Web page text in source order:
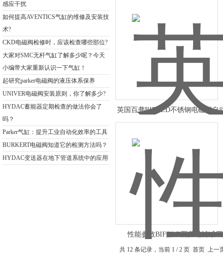
感应干扰
如何提高AVENTICS气缸的维修及安装技
术?
CKD电磁阀检修时，应该检查哪些部位?
大家对SMC无杆气缸了解多少呢？今天
小编带大家重新认识一下气缸！
起研究parker电磁阀的液压体系保养
UNIVER电磁阀安装原则，你了解多少?
HYDAC蓄能器定期检查的做法你会了
吗？
Parker气缸：提升工业自动化效率的工具
BURKERT电磁阀知道它的检测方法吗？
HYDAC变送器在地下管道系统中的应用
英国百弗BIFOLD不锈钢电磁阀自
性能参数BIFOLD百弗过滤减
共 12 条记录，当前 1 / 2 页 首页 上